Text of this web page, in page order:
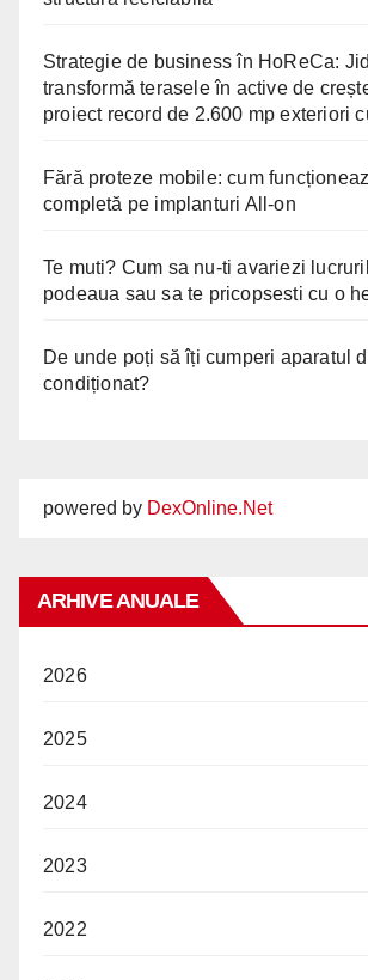
Strategie de business în HoReCa:
transformă terasele în active de
proiect record de 2.600 mp exteriori
Fără proteze mobile: cum
completă pe implanturi All-on
Te muti? Cum sa nu-ti avariezi
podeaua sau sa te pricopsesti cu o
De unde poți să îți cumperi aparatul
condiționat?
powered by DexOnline.Net
ARHIVE ANUALE
2026
2025
2024
2023
2022